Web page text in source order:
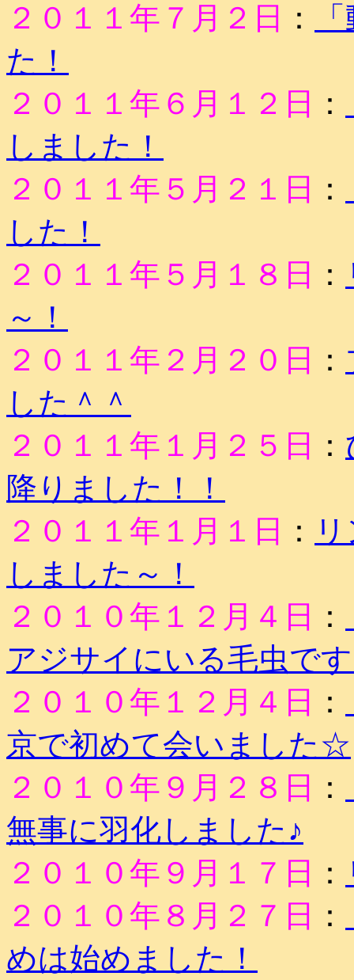
２０１１年７月２日
：
た！
２０１１年６月１２日
：
しました！
２０１１年５月２１日
：
した！
２０１１年５月１８日
：
～！
２０１１年２月２０日
：
した＾＾
２０１１年１月２５日
：
降りました！！
２０１１年１月１日
：
しました～！
２０１０年１２月４日
：
アジサイにいる毛虫で
２０１０年１２月４日
：
京で初めて会いました☆
２０１０年９月２８日
：
無事に羽化しました♪
２０１０年９月１７日
：
２０１０年８月２７日
：
めは始めました！